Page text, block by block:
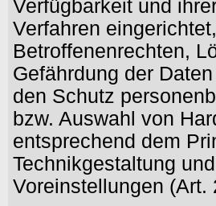
Verfügbarkeit und
Verfahren
Betroffenenrechten,
Gefährdung der
den Schutz
bzw. Auswahl von
entsprechend dem
Technikgestaltung
Voreinstellungen (Art.